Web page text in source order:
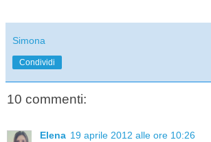
Simona
Condividi
10 commenti:
Elena 19 aprile 2012 alle ore 10:26